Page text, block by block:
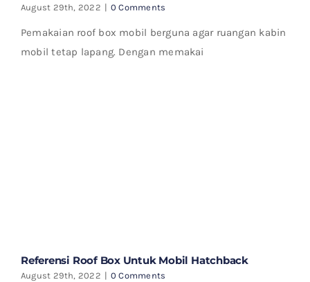
August 29th, 2022 | 0 Comments
Pemakaian roof box mobil berguna agar ruangan kabin
mobil tetap lapang. Dengan memakai
Referensi Roof Box Untuk Mobil Hatchback
August 29th, 2022 | 0 Comments